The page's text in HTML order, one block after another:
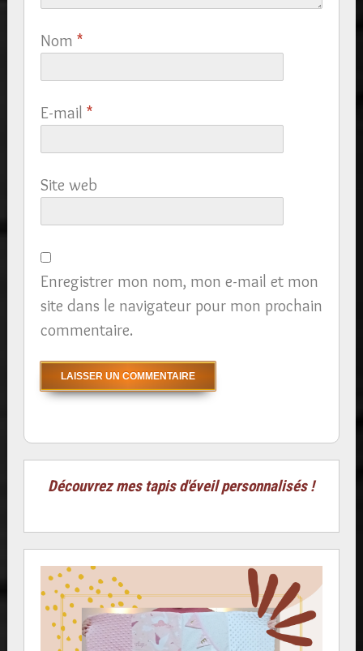
Nom *
E-mail *
Site web
Enregistrer mon nom, mon e-mail et mon
site dans le navigateur pour mon prochain
commentaire.
Découvrez mes tapis d'éveil personnalisés !